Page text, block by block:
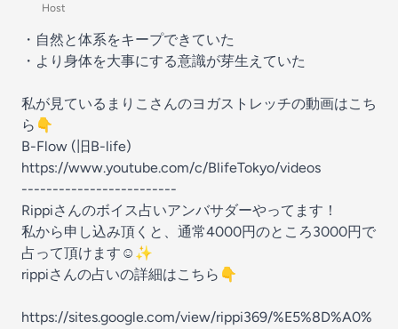
Host
・自然と体系をキープできていた
・より身体を大事にする意識が芽生えていた
私が見ているまりこさんのヨガストレッチの動画はこち
ら👇
B-Flow (旧B-life)
https://www.youtube.com/c/BlifeTokyo/videos
-------------------------
Rippiさんのボイス占いアンバサダーやってます！
私から申し込み頂くと、通常4000円のところ3000円で
占って頂けます☺️✨
rippiさんの占いの詳細はこちら👇
https://sites.google.com/view/rippi369/%E5%8D%A0%